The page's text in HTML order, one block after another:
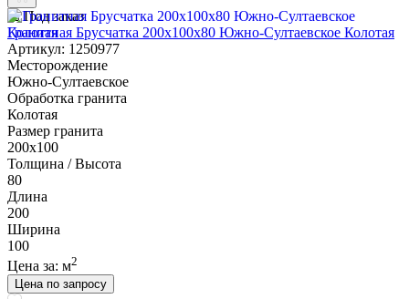
Под заказ
Гранитная Брусчатка 200х100x80 Южно-Султаевское Колотая
Артикул: 1250977
Месторождение
Южно-Султаевское
Обработка гранита
Колотая
Размер гранита
200х100
Толщина / Высота
80
Длина
200
Ширина
100
Цена за: м2
Цена по запросу